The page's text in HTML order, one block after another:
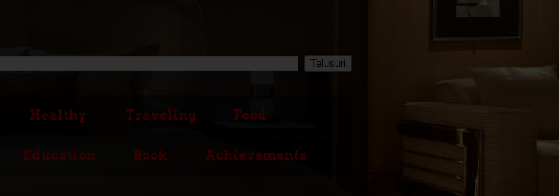
Healthy Traveling Food
Education Book Achievements